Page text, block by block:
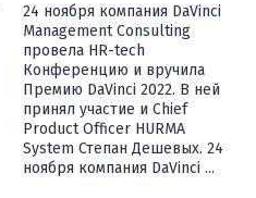
24 ноября компания DaVinci
Management Consulting
провела HR-tech
Конференцию и вручила
Премию DaVinci 2022. В ней
принял участие и Chief
Product Officer HURMA
System Степан Дешевых. 24
ноября компания DaVinci ...